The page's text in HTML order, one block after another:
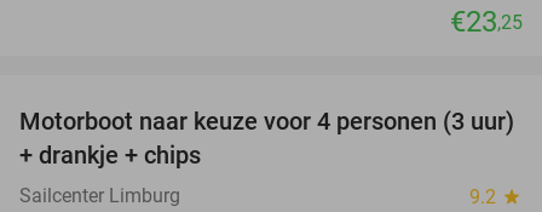
€23,25
31%
Motorboot naar keuze voor 4 personen (3 uur)
+ drankje + chips
Sailcenter Limburg 9.2 star